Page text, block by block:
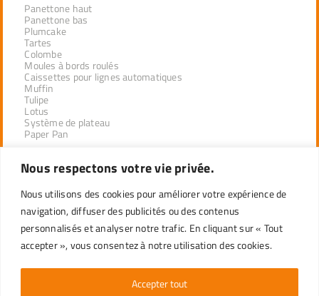
Nous respectons votre vie privée.
Nous utilisons des cookies pour améliorer votre expérience de
navigation, diffuser des publicités ou des contenus
personnalisés et analyser notre trafic. En cliquant sur « Tout
accepter », vous consentez à notre utilisation des cookies.
Accepter tout
Panettone haut
Panettone bas
Plumcake
Tartes
Colombe
Moules à bords roulés
Caissettes pour lignes automatiques
Muffin
Tulipe
Lotus
Système de plateau
Paper Pan
PRODUITS PAR SECTEUR
DÉSEMPILAGE INDUSTRIEL
DISTRIBUTEURS DE LA LIGNE PROFESSIONNELLE
DÉTAIL
SERVICE CLIENT